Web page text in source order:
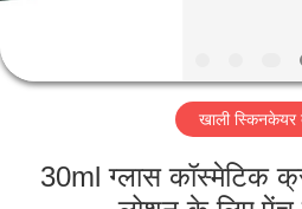
वीआर
शो
हमारे
खाली स्किनकेयर
30ml ग्लास कॉस्मेटिक